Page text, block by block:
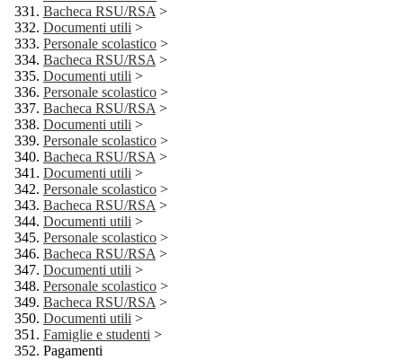
Bacheca RSU/RSA >
Documenti utili >
Personale scolastico >
Bacheca RSU/RSA >
Documenti utili >
Personale scolastico >
Bacheca RSU/RSA >
Documenti utili >
Personale scolastico >
Bacheca RSU/RSA >
Documenti utili >
Personale scolastico >
Bacheca RSU/RSA >
Documenti utili >
Personale scolastico >
Bacheca RSU/RSA >
Documenti utili >
Personale scolastico >
Bacheca RSU/RSA >
Documenti utili >
Famiglie e studenti >
Pagamenti